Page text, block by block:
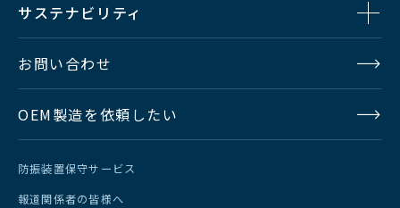
GPI
入出力と出力形式（プラス/マイナ
D-sub50ピンメス座 タリー専用出
力40ポート
サステナビリティ
お問い合わせ
OEM製造を依頼したい
防振装置保守サービス
報道関係者の皆様へ